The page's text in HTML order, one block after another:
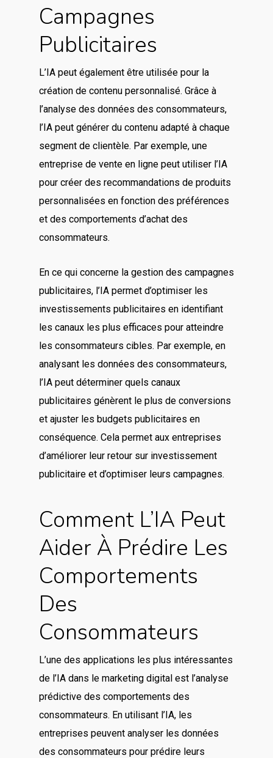
Campagnes
Publicitaires
L’IA peut également être utilisée pour la
création de contenu personnalisé. Grâce à
l’analyse des données des consommateurs,
l’IA peut générer du contenu adapté à chaque
segment de clientèle. Par exemple, une
entreprise de vente en ligne peut utiliser l’IA
pour créer des recommandations de produits
personnalisées en fonction des préférences
et des comportements d’achat des
consommateurs.
En ce qui concerne la gestion des campagnes
publicitaires, l’IA permet d’optimiser les
investissements publicitaires en identifiant
les canaux les plus efficaces pour atteindre
les consommateurs cibles. Par exemple, en
analysant les données des consommateurs,
l’IA peut déterminer quels canaux
publicitaires génèrent le plus de conversions
et ajuster les budgets publicitaires en
conséquence. Cela permet aux entreprises
d’améliorer leur retour sur investissement
publicitaire et d’optimiser leurs campagnes.
Comment L’IA Peut
Aider À Prédire Les
Comportements
Des
Consommateurs
L’une des applications les plus intéressantes
de l’IA dans le marketing digital est l’analyse
prédictive des comportements des
consommateurs. En utilisant l’IA, les
entreprises peuvent analyser les données
des consommateurs pour prédire leurs